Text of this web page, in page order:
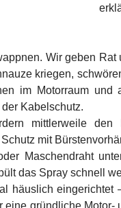
Wir geben
kriegen,
im Motorraum
Kabelschutz.
mittlerweile
mit
Maschendraht
das Spray schnell
häuslich
eine gründliche